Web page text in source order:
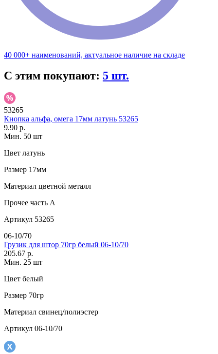
40 000+ наименований, актуальное наличие на складе
С этим покупают: 5 шт.
53265
Кнопка альфа, омега 17мм латунь 53265
9.90 р.
Мин. 50 шт
Цвет латунь
Размер 17мм
Материал цветной металл
Прочее часть A
Артикул 53265
06-10/70
Грузик для штор 70гр белый 06-10/70
205.67 р.
Мин. 25 шт
Цвет белый
Размер 70гр
Материал свинец/полиэстер
Артикул 06-10/70